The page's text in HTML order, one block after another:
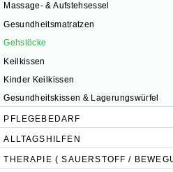
Massage- & Aufstehsessel
Gesundheitsmatratzen
Gehstöcke
Keilkissen
Kinder Keilkissen
Gesundheitskissen & Lagerungswürfel
PFLEGEBEDARF
ALLTAGSHILFEN
THERAPIE ( SAUERSTOFF /